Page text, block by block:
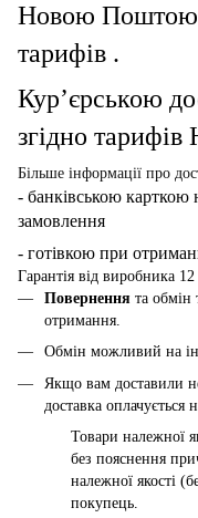
Новою Поштою
тарифів .
Кур’єрською
згідно
Більше інформації про
- банківською карткою
замовлення
- готівкою при
Гарантія від виробника 12
Повернення та обмін
отримання.
Обмін можливий на
Якщо вам доставили
доставка оплачується
Товари належної
без пояснення
належної якості
покупець.